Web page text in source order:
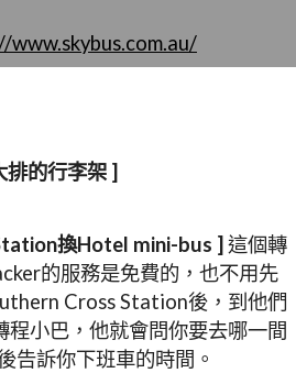
www.skybus.com.au/
的行李架 ]
換Hotel mini-bus ] 這個轉
的服務是免費的，也不用先
Cross Station後，到他們
程小巴，他就會問你要去哪一間
告訴你下班車的時間。